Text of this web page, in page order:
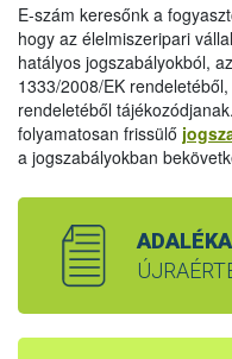
E-szám keresőnk a
hogy az élelmiszeripari
hatályos jogszabályokból,
1333/2008/EK
rendeletéből
folyamatosan frissülő
a jogszabályokban